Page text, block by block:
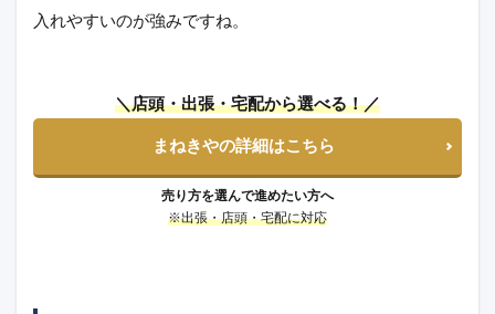
入れやすいのが強みですね。
＼店頭・出張・宅配から選べる！／
まねきやの詳細はこちら
売り方を選んで進めたい方へ
※出張・店頭・宅配に対応